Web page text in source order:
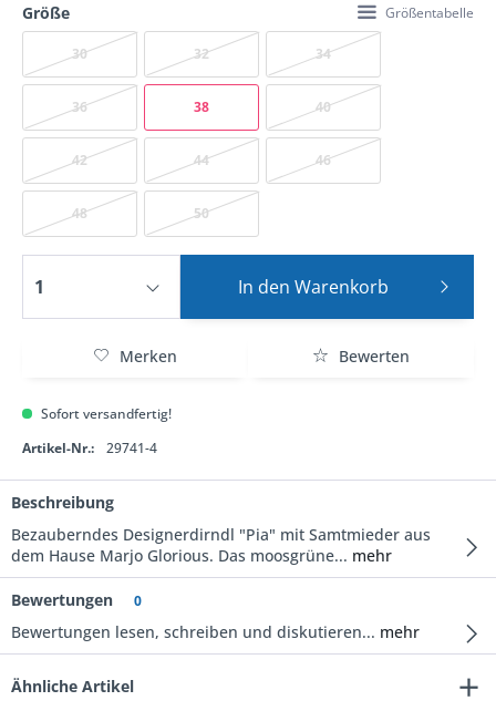
Größe Größentabelle
30 32 34
36 38 40
42 44 46
48 50
In den Warenkorb
Merken Bewerten
Sofort versandfertig!
Artikel-Nr.:
29741-4
Beschreibung
Bezauberndes Designerdirndl "Pia" mit Samtmieder aus
dem Hause Marjo Glorious. Das moosgrüne... mehr
Bewertungen 0
Bewertungen lesen, schreiben und diskutieren... mehr
Ähnliche Artikel